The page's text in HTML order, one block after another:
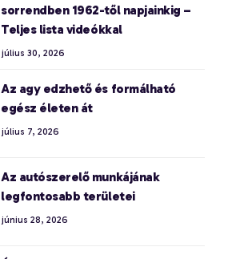
sorrendben 1962-től napjainkig –
Teljes lista videókkal
július 30, 2026
Az agy edzhető és formálható
egész életen át
július 7, 2026
Az autószerelő munkájának
legfontosabb területei
június 28, 2026